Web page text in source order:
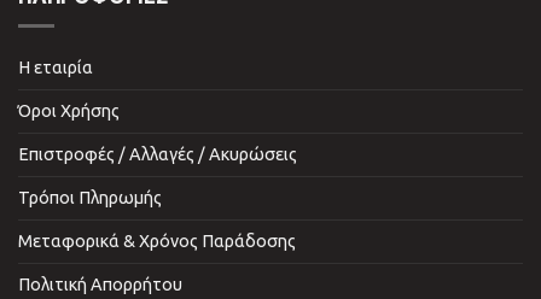
Η εταιρία
Όροι Χρήσης
Επιστροφές / Αλλαγές / Ακυρώσεις
Τρόποι Πληρωμής
Μεταφορικά & Χρόνος Παράδοσης
Πολιτική Απορρήτου